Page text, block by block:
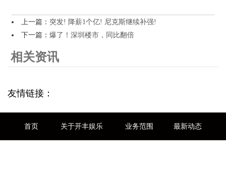
上一篇： 突发! 降薪1个亿! 尼克斯继续补强!
下一篇： 爆了！深圳楼市，同比翻倍
相关资讯
友情链接：
首页 关于开丰娱乐 业务范围 最新动态